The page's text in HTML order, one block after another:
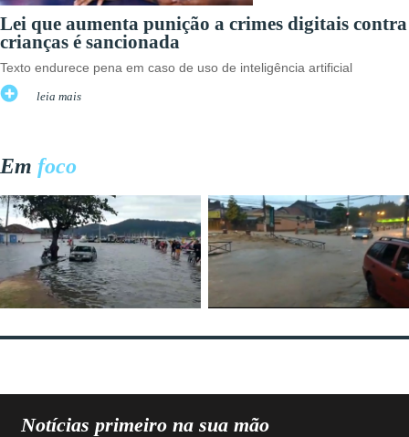
Lei que aumenta punição a crimes digitais contra
crianças é sancionada
Texto endurece pena em caso de uso de inteligência artificial
leia mais
Em foco
Notícias primeiro na sua mão